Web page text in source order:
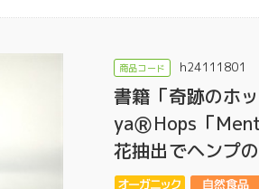
h24111801
書籍「奇跡のホ
yaⓇHops「
花抽出でヘンプ